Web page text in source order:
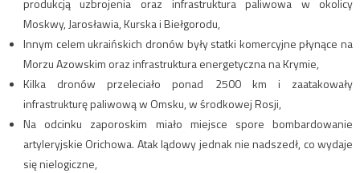
Moskwy, Jarosławia, Kurska i Biełgorodu,
Innym celem ukraińskich dronów były statki komercyjne płynące na
Morzu Azowskim oraz infrastruktura energetyczna na Krymie,
Kilka dronów przeleciało ponad 2500 km i zaatakowały
infrastrukturę paliwową w Omsku, w środkowej Rosji,
Na odcinku zaporoskim miało miejsce spore bombardowanie
artyleryjskie Orichowa. Atak lądowy jednak nie nadszedł, co wydaje
się nielogiczne,